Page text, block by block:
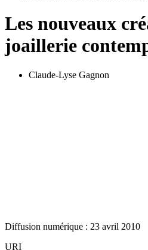
Les nouveaux
joaillerie
Claude-Lyse Gagnon
Diffusion numérique : 23 avril 2010
URI